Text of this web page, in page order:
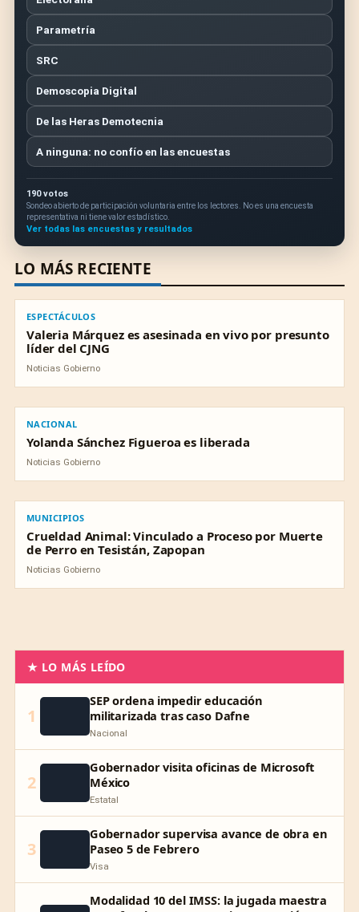
Parametría
SRC
Demoscopia Digital
De las Heras Demotecnia
A ninguna: no confío en las encuestas
190 votos
Sondeo abierto de participación voluntaria entre los lectores. No es una encuesta
representativa ni tiene valor estadístico.
Ver todas las encuestas y resultados
LO MÁS RECIENTE
ESPECTÁCULOS
Valeria Márquez es asesinada en vivo por presunto
líder del CJNG
Noticias Gobierno
NACIONAL
Yolanda Sánchez Figueroa es liberada
Noticias Gobierno
MUNICIPIOS
Crueldad Animal: Vinculado a Proceso por Muerte
de Perro en Tesistán, Zapopan
Noticias Gobierno
★ LO MÁS LEÍDO
1
SEP ordena impedir educación
militarizada tras caso Dafne
Nacional
2
Gobernador visita oficinas de Microsoft
México
Estatal
3
Gobernador supervisa avance de obra en
Paseo 5 de Febrero
Visa
Modalidad 10 del IMSS: la jugada maestra